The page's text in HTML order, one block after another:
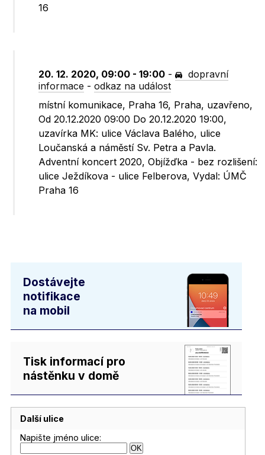
16
20. 12. 2020, 09:00 - 19:00 -
dopravní
informace -odkaz na událost
místní komunikace, Praha 16, Praha, uzavřeno,
Od 20.12.2020 09:00 Do 20.12.2020 19:00,
uzavírka MK: ulice Václava Balého, ulice
Loučanská a náměstí Sv. Petra a Pavla.
Adventní koncert 2020, Objížďka - bez rozlišení:
ulice Ježdíkova - ulice Felberova, Vydal: ÚMČ
Praha 16
Dostávejte
notifikace
na mobil
Tisk informací pro
nástěnku v domě
Další ulice
Napište jméno ulice: